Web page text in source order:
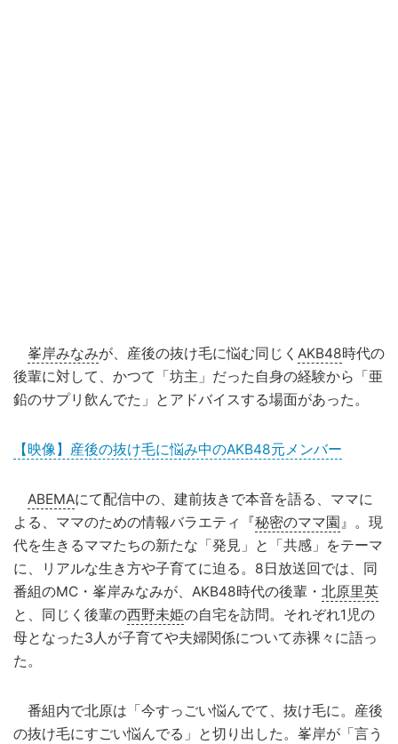
峯岸みなみが、産後の抜け毛に悩む同じく AKB48時代の
後輩に対して、かつて「坊主」だった自身の経験から「亜
鉛のサプリ飲んでた」とアドバイスする場面があった。
【映像】産後の抜け毛に悩み中のAKB48元メンバー
ABEMAにて配信中の、建前抜きで本音を語る、ママに
よる、ママのための情報バラエティ『秘密のママ園 』。現
代を生きるママたちの新たな「発見」と「共感」をテーマ
に、リアルな生き方や子育てに迫る。8日放送回では、同
番組のMC・峯岸みなみが、AKB48時代の後輩・ 北原里英
と、同じく後輩の西野未姫の自宅を訪問。それぞれ1児の
母となった3人が子育てや夫婦関係について赤裸々に語っ
た。
番組内で北原は「今すっごい悩んでて、抜け毛に。産後
の抜け毛にすごい悩んでる」と切り出した。峯岸が「言う